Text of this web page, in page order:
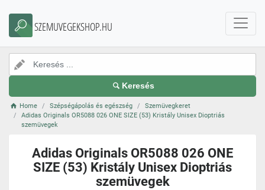
SZEMUVEGEKSHOP.HU
Keresés
Home Szépségápolás és egészség
Szemüvegkeret
Adidas Originals OR5088 026 ONE SIZE (53) Kristály Unisex Dioptriás
szemüvegek
Adidas Originals OR5088 026 ONE
SIZE (53) Kristály Unisex Dioptriás
szemüvegek